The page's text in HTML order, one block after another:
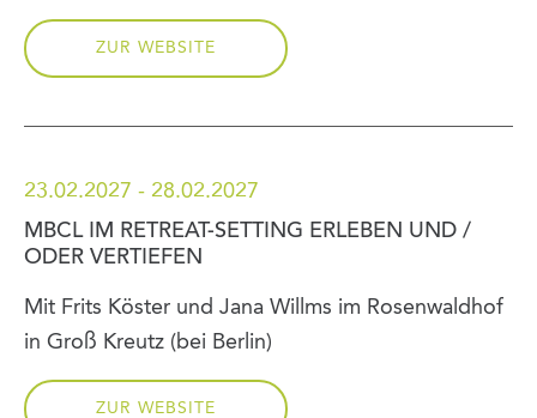
ZUR WEBSITE
23.02.2027 - 28.02.2027
MBCL IM RETREAT-SETTING ERLEBEN UND /
ODER VERTIEFEN
Mit Frits Köster und Jana Willms im Rosenwaldhof
in Groß Kreutz (bei Berlin)
ZUR WEBSITE